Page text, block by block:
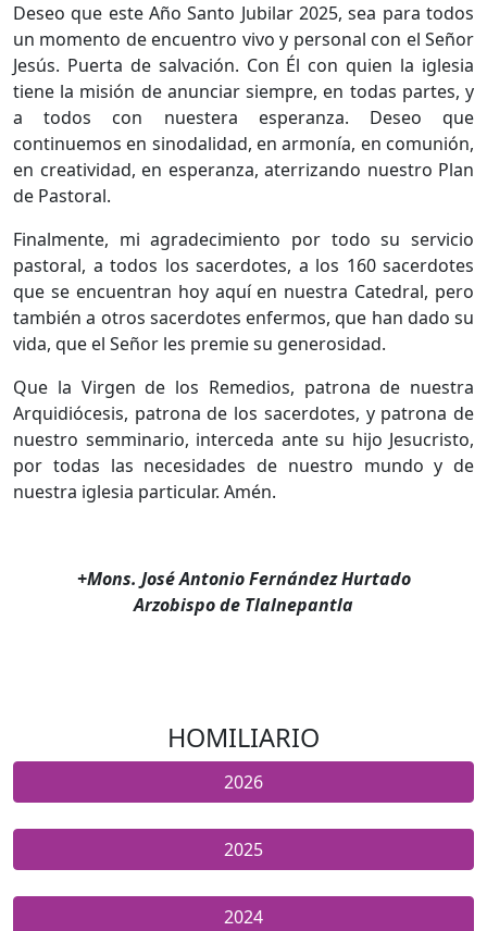
Deseo que este Año Santo Jubilar 2025, sea para todos
un momento de encuentro vivo y personal con el Señor
Jesús. Puerta de salvación. Con Él con quien la iglesia
tiene la misión de anunciar siempre, en todas partes, y
a todos con nuestera esperanza. Deseo que
continuemos en sinodalidad, en armonía, en comunión,
en creatividad, en esperanza, aterrizando nuestro Plan
de Pastoral.
Finalmente, mi agradecimiento por todo su servicio
pastoral, a todos los sacerdotes, a los 160 sacerdotes
que se encuentran hoy aquí en nuestra Catedral, pero
también a otros sacerdotes enfermos, que han dado su
vida, que el Señor les premie su generosidad.
Que la Virgen de los Remedios, patrona de nuestra
Arquidiócesis, patrona de los sacerdotes, y patrona de
nuestro semminario, interceda ante su hijo Jesucristo,
por todas las necesidades de nuestro mundo y de
nuestra iglesia particular. Amén.
+Mons. José Antonio Fernández Hurtado
Arzobispo de Tlalnepantla
HOMILIARIO
2026
2025
2024